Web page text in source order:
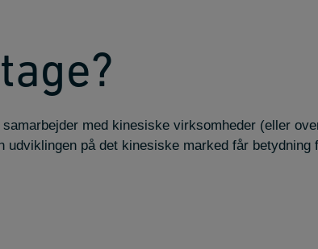
med kinesiske virksomheder (eller
udviklingen på det kinesiske marked får betydning